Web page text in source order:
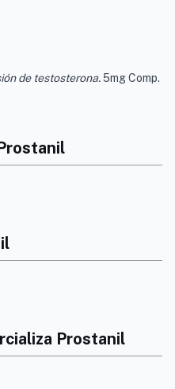
de testosterona.5mg Comp.
Prostanil